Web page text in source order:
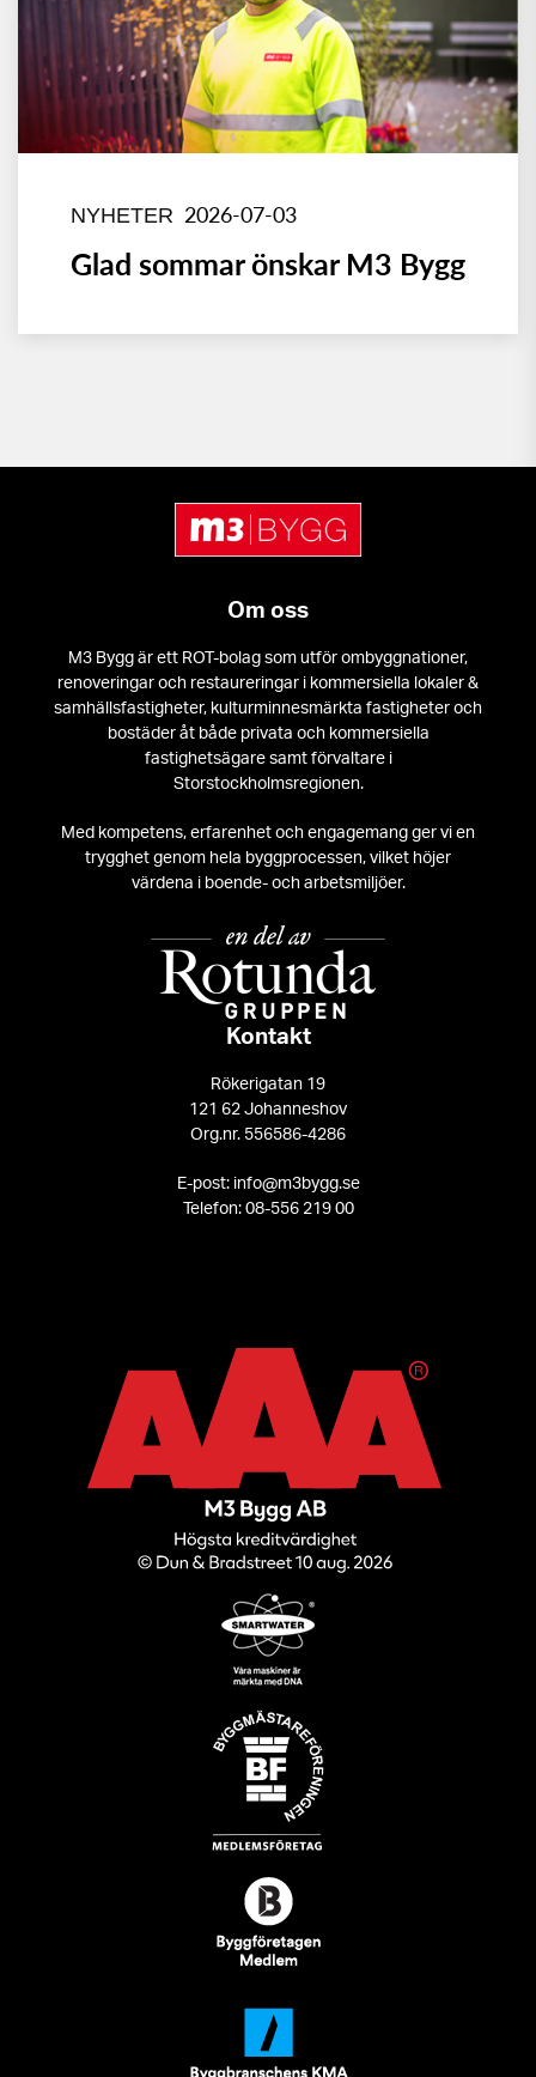
NYHETER 2026-07-03
Glad sommar önskar M3 Bygg
Om oss
M3 Bygg är ett ROT-bolag som utför ombyggnationer,
renoveringar och restaureringar i kommersiella lokaler &
samhällsfastigheter, kulturminnesmärkta fastigheter och
bostäder åt både privata och kommersiella
fastighetsägare samt förvaltare i
Storstockholmsregionen.
Med kompetens, erfarenhet och engagemang ger vi en
trygghet genom hela byggprocessen, vilket höjer
värdena i boende- och arbetsmiljöer.
Kontakt
Rökerigatan 19
121 62 Johanneshov
Org.nr. 556586-4286
E-post: info@m3bygg.se
Telefon: 08-556 219 00